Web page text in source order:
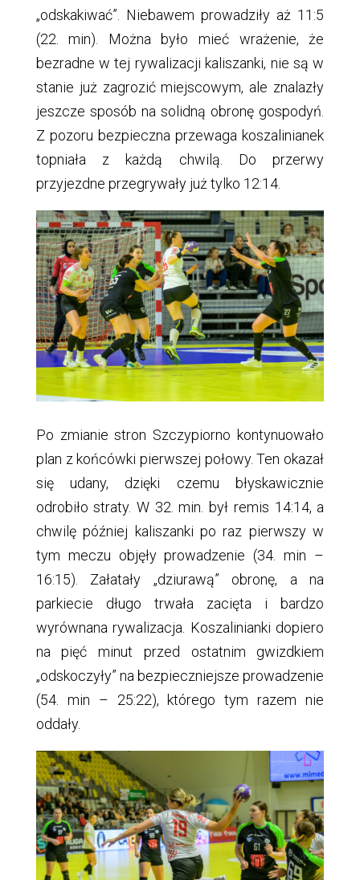
„odskakiwać”. Niebawem prowadziły aż 11:5
(22. min). Można było mieć wrażenie, że
bezradne w tej rywalizacji kaliszanki, nie są w
stanie już zagrozić miejscowym, ale znalazły
jeszcze sposób na solidną obronę gospodyń.
Z pozoru bezpieczna przewaga koszalinianek
topniała z każdą chwilą. Do przerwy
przyjezdne przegrywały już tylko 12:14.
Po zmianie stron Szczypiorno kontynuowało
plan z końcówki pierwszej połowy. Ten okazał
się udany, dzięki czemu błyskawicznie
odrobiło straty. W 32. min. był remis 14:14, a
chwilę później kaliszanki po raz pierwszy w
tym meczu objęły prowadzenie (34. min –
16:15). Załatały „dziurawą” obronę, a na
parkiecie długo trwała zacięta i bardzo
wyrównana rywalizacja. Koszalinianki dopiero
na pięć minut przed ostatnim gwizdkiem
„odskoczyły” na bezpieczniejsze prowadzenie
(54. min – 25:22), którego tym razem nie
oddały.